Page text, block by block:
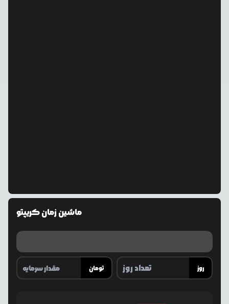
ماشین زمان کریپتو
تومان روز